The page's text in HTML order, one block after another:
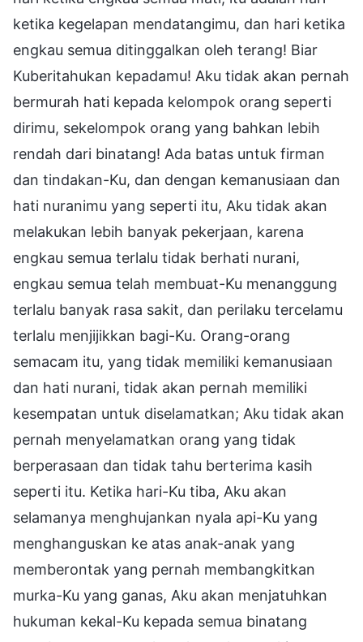
ketika kegelapan mendatangimu, dan hari ketika
engkau semua ditinggalkan oleh terang! Biar
Kuberitahukan kepadamu! Aku tidak akan pernah
bermurah hati kepada kelompok orang seperti
dirimu, sekelompok orang yang bahkan lebih
rendah dari binatang! Ada batas untuk firman
dan tindakan-Ku, dan dengan kemanusiaan dan
hati nuranimu yang seperti itu, Aku tidak akan
melakukan lebih banyak pekerjaan, karena
engkau semua terlalu tidak berhati nurani,
engkau semua telah membuat-Ku menanggung
terlalu banyak rasa sakit, dan perilaku tercelamu
terlalu menjijikkan bagi-Ku. Orang-orang
semacam itu, yang tidak memiliki kemanusiaan
dan hati nurani, tidak akan pernah memiliki
kesempatan untuk diselamatkan; Aku tidak akan
pernah menyelamatkan orang yang tidak
berperasaan dan tidak tahu berterima kasih
seperti itu. Ketika hari-Ku tiba, Aku akan
selamanya menghujankan nyala api-Ku yang
menghanguskan ke atas anak-anak yang
memberontak yang pernah membangkitkan
murka-Ku yang ganas, Aku akan menjatuhkan
hukuman kekal-Ku kepada semua binatang